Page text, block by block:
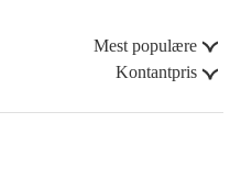
Mest populære
Kontantpris